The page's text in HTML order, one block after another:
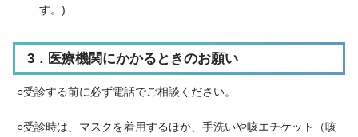
す。)
3．医療機関にかかるときのお願い
○受診する前に必ず電話でご相談ください。
○受診時は、マスクを着用するほか、手洗いや咳エチケット（咳